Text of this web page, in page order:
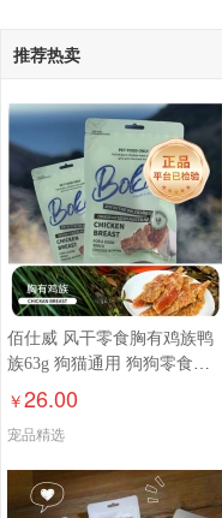
推荐热卖
佰仕威 风干零食胸有鸡族鸭
族63g 狗猫通用 狗狗零食洁
牙磨牙
￥26.00
宠品精选